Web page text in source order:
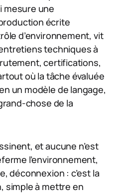
mesure une
écrite
d’environnement, vit
techniques à
certifications,
où la tâche évaluée
un modèle de langage,
chose de la
et aucune n’est
l’environnement,
déconnexion : c’est la
simple à mettre en